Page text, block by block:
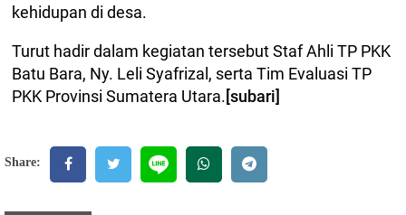
kehidupan di desa.
Turut hadir dalam kegiatan tersebut Staf Ahli TP PKK
Batu Bara, Ny. Leli Syafrizal, serta Tim Evaluasi TP
PKK Provinsi Sumatera Utara.[subari]
Share: